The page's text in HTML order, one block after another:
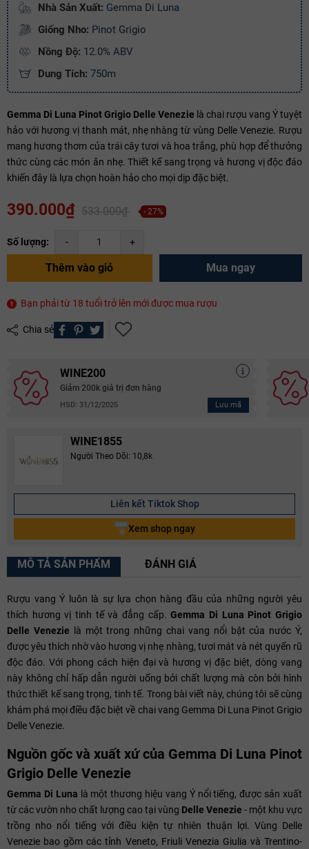
Nhà Sản Xuất: Gemma Di Luna
Giống Nho: Pinot Grigio
Nồng Độ: 12.0% ABV
Dung Tích: 750m
Gemma Di Luna Pinot Grigio Delle Venezie là chai rượu vang Ý tuyệt
hảo với hương vị thanh mát, nhẹ nhàng từ vùng Delle Venezie. Rượu
mang hương thơm của trái cây tươi và hoa trắng, phù hợp để thưởng
thức cùng các món ăn nhẹ. Thiết kế sang trọng và hương vị độc đáo
khiến đây là lựa chọn hoàn hảo cho mọi dịp đặc biệt.
390.000₫ 533.000₫ - 27%
Số lượng: - +
Thêm vào giỏ Mua ngay
Bạn phải từ 18 tuổi trở lên mới được mua rượu
Chia sẻ
WINE200
Giảm 200k giá trị đơn hàng
HSD: 31/12/2025 Lưu mã
WINE1855
Người Theo Dõi: 10,8k
Liên kết Tiktok Shop
Xem shop ngay
MÔ TẢ SẢN PHẨM ĐÁNH GIÁ
Rượu vang Ý luôn là sự lựa chọn hàng đầu của những người yêu
thích hương vị tinh tế và đẳng cấp.Gemma Di Luna Pinot Grigio
Delle Venezie là một trong những chai vang nổi bật của nước Ý,
được yêu thích nhờ vào hương vị nhẹ nhàng, tươi mát và nét quyến rũ
độc đáo. Với phong cách hiện đại và hương vị đặc biệt, dòng vang
này không chỉ hấp dẫn người uống bởi chất lượng mà còn bởi hình
thức thiết kế sang trọng, tinh tế. Trong bài viết này, chúng tôi sẽ cùng
khám phá mọi điều đặc biệt về chai vang Gemma Di Luna Pinot Grigio
Delle Venezie.
Nguồn gốc và xuất xứ của Gemma Di Luna Pinot
Grigio Delle Venezie
Gemma Di Luna là một thương hiệu vang Ý nổi tiếng, được sản xuất
từ các vườn nho chất lượng cao tại vùng Delle Venezie - một khu vực
trồng nho nổi tiếng với điều kiện tự nhiên thuận lợi. Vùng Delle
Venezie bao gồm các tỉnh Veneto, Friuli Venezia Giulia và Trentino-